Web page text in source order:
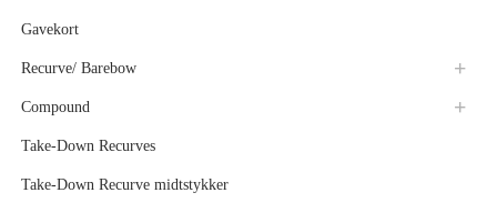
Gavekort
Recurve/ Barebow
Compound
Take-Down Recurves
Take-Down Recurve midtstykker